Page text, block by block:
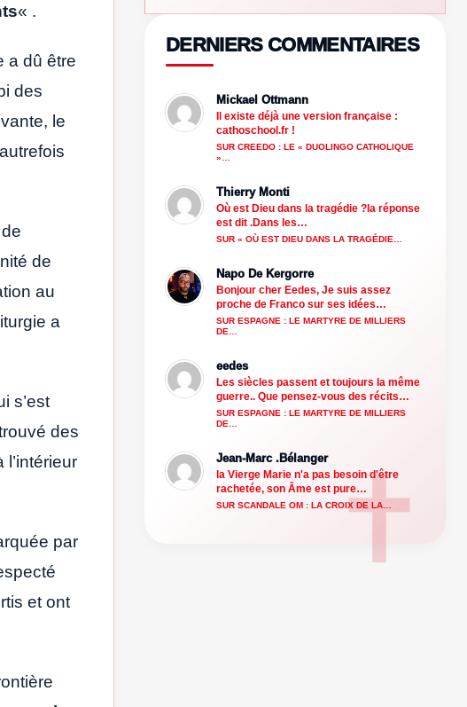
« .
a dû être
des
le
de
au
a
s’est
des
par
et ont
DERNIERS COMMENTAIRES
Mickael Ottmann
Il existe déjà une version française :
cathoschool.fr !
SUR CREEDO : LE « DUOLINGO CATHOLIQUE
»…
Thierry Monti
Où est Dieu dans la tragédie ?la réponse
est dit .Dans les…
SUR « OÙ EST DIEU DANS LA TRAGÉDIE…
Napo De Kergorre
Bonjour cher Eedes, Je suis assez
proche de Franco sur ses idées…
SUR ESPAGNE : LE MARTYRE DE MILLIERS
DE…
eedes
Les siècles passent et toujours la même
guerre.. Que pensez-vous des récits…
SUR ESPAGNE : LE MARTYRE DE MILLIERS
DE…
Jean-Marc .Bélanger
la Vierge Marie n'a pas besoin d'être
rachetée, son Âme est pure…
SUR SCANDALE OM : LA CROIX DE LA…